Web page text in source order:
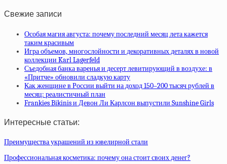
Свежие записи
Особая магия августа: почему последний месяц лета кажется
таким красивым
Игра объемов, многослойности и декоративных деталях в новой
коллекции Karl Lagerfeld
Съедобная банка варенья и десерт левитирующий в воздухе: в
«Притче» обновили сладкую карту
Как женщине в России выйти на доход 150–200 тысяч рублей в
месяц: реалистичный план
Frankies Bikinis и Девон Ли Карлсон выпустили Sunshine Girls
Интересные статьи:
Преимущества украшений из ювелирной стали
Профессиональная косметика: почему она стоит своих денег?